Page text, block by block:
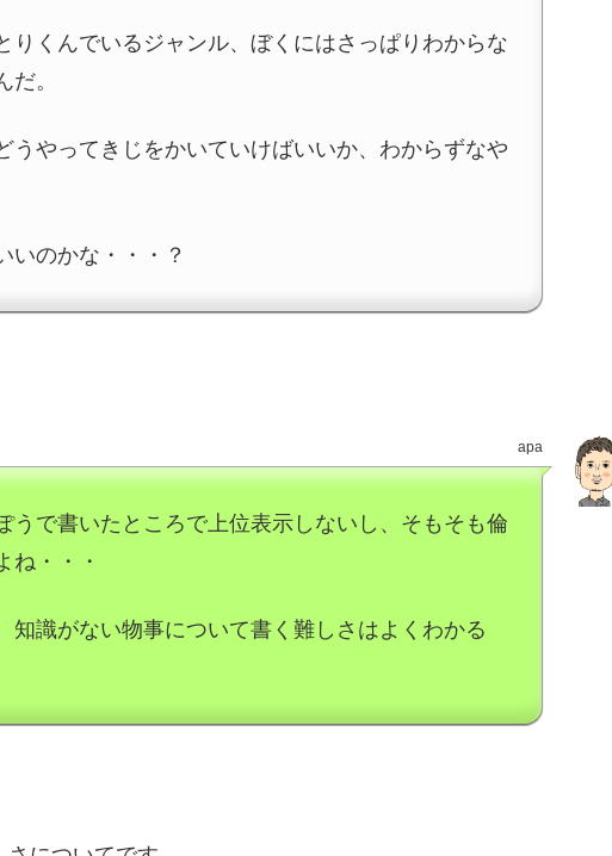
りくんでいるジャンル、ぼくにはさっぱりわからな
だ。
うやってきじをかいていけばいいか、わからずなや
いのかな・・・？
apa
うで書いたところで上位表示しないし、そもそも倫
ね・・・
知識がない物事について書く難しさはよくわかる